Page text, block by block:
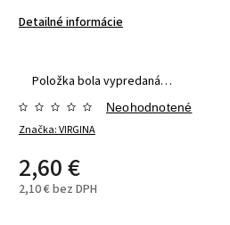
Detailné informácie
Položka bola vypredaná…
Značka:VIRGINA
Neohodnotené
2,60 €
2,10 € bez DPH